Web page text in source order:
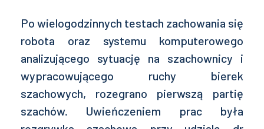
Po wielogodzinnych testach zachowania się
robota oraz systemu komputerowego
analizującego sytuację na szachownicy i
wypracowującego ruchy bierek
szachowych, rozegrano pierwszą partię
szachów. Uwieńczeniem prac była